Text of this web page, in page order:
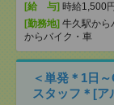
[給 与] 時給1,500
[勤務地] 牛久駅から
からバイク・車
＜単発＊1日
スタッフ＊[ア